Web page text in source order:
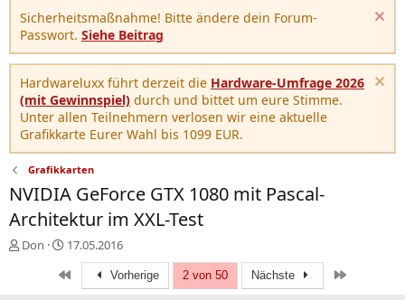
Sicherheitsmaßnahme! Bitte ändere dein Forum-
Passwort. Siehe Beitrag
Hardwareluxx führt derzeit die Hardware-Umfrage 2026
(mit Gewinnspiel) durch und bittet um eure Stimme.
Unter allen Teilnehmern verlosen wir eine aktuelle
Grafikkarte Eurer Wahl bis 1099 EUR.
Grafikkarten
NVIDIA GeForce GTX 1080 mit Pascal-
Architektur im XXL-Test
E
Don
E
s
17.05.2016
Erste Vorherige 2 von 50 Nächste